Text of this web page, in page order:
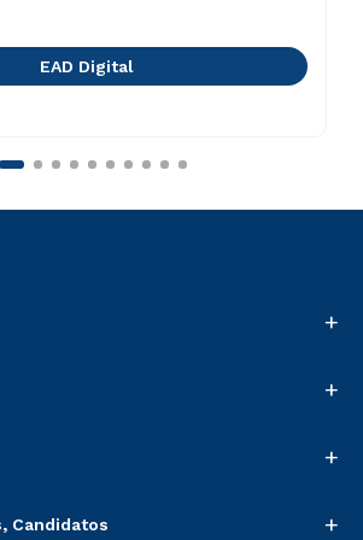
EAD Digital
+
+
+
Candidatos +